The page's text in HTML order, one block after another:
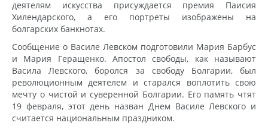
деятелям искусства присуждается премия Паисия
Хилендарского, а его портреты изображены на
болгарских банкнотах.
Сообщение о Василе Левском подготовили Мария Барбус
и Мария Геращенко. Апостол свободы, как называют
Васила Левского, боролся за свободу Болгарии, был
революционным деятелем и старался воплотить свою
мечту о чистой и суверенной Болгарии. Его память чтят
19 февраля, этот день назван Днем Василе Левского и
считается национальным праздником.